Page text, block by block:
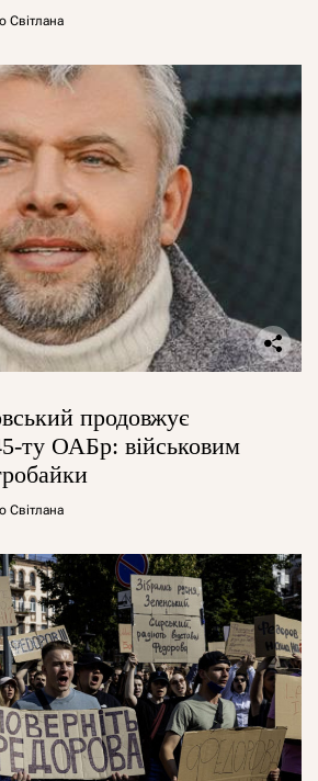
Світлана
продовжує
ту ОАБр: військовим
Світлана